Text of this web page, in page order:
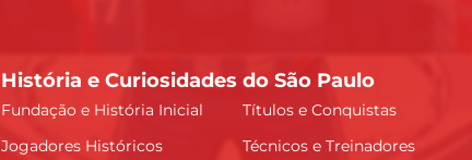
História e Curiosidades do São Paulo
Fundação e História Inicial
Títulos e Conquistas
Jogadores Históricos
Técnicos e Treinadores